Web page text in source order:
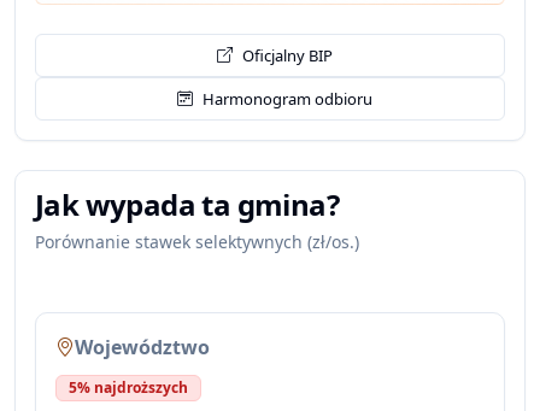
Oficjalny BIP
Harmonogram odbioru
Jak wypada ta gmina?
Porównanie stawek selektywnych (zł/os.)
Województwo
5% najdroższych